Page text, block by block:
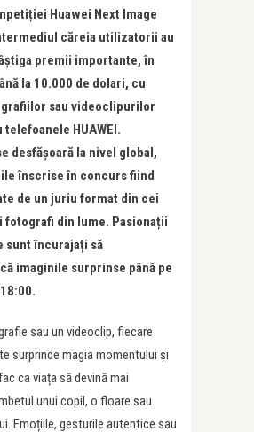
Huawei Next Image
căreia utilizatorii au
premii importante, în
la 10.000 de dolari, cu
sau videoclipurilor
HUAWEI.
desfășoară la nivel global,
înscrise în concurs fiind
de un juriu format din cei
fotografi din lume. Pasionații
sunt încurajați să
imaginile surprinse până pe
sau un videoclip, fiecare
surprinde magia momentului și
ca viața să devină mai
unui copil, o floare sau
Emoțiile, gesturile autentice sau